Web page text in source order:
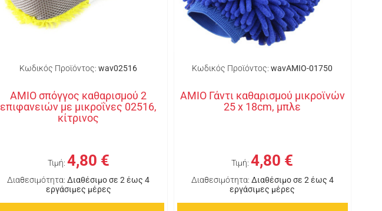
Κωδικός Προϊόντος: wav02516
AMIO σπόγγος καθαρισμού 2
επιφανειών με μικροΐνες 02516,
κίτρινος
Τιμή: 4,80 €
Διαθεσιμότητα: Διαθέσιμο σε 2 έως 4
εργάσιμες μέρες
Κωδικός Προϊόντος: wavAMIO-01750
AMIO Γάντι καθαρισμού μικροϊνών
25 x 18cm, μπλε
Τιμή: 4,80 €
Διαθεσιμότητα: Διαθέσιμο σε 2 έως 4
εργάσιμες μέρες